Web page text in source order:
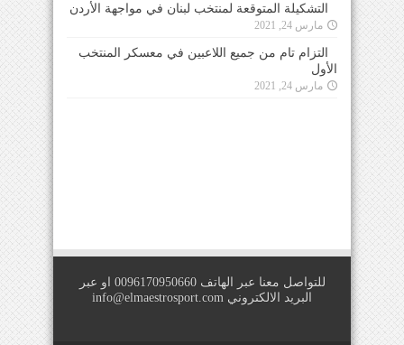
التشكيلة المتوقعة لمنتخب لبنان في مواجهة الأردن
مارس 24, 2021
التزام تام من جميع اللاعبين في معسكر المنتخب
الأول
مارس 24, 2021
للتواصل معنا عبر الهاتف 0096170950660 او عبر
البريد الالكتروني info@elmaestrosport.com